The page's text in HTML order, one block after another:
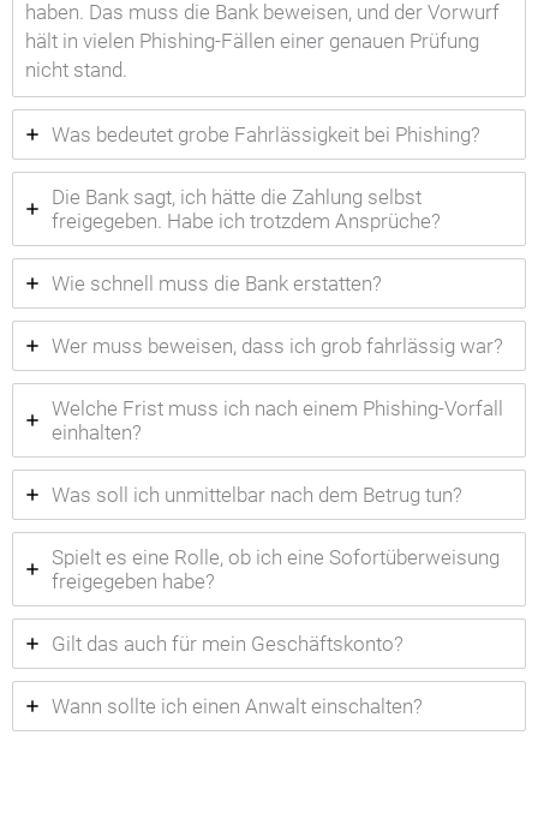
haben. Das muss die Bank beweisen, und der Vorwurf
hält in vielen Phishing-Fällen einer genauen Prüfung
nicht stand.
Was bedeutet grobe Fahrlässigkeit bei Phishing?
Die Bank sagt, ich hätte die Zahlung selbst
freigegeben. Habe ich trotzdem Ansprüche?
Wie schnell muss die Bank erstatten?
Wer muss beweisen, dass ich grob fahrlässig war?
Welche Frist muss ich nach einem Phishing-Vorfall
einhalten?
Was soll ich unmittelbar nach dem Betrug tun?
Spielt es eine Rolle, ob ich eine Sofortüberweisung
freigegeben habe?
Gilt das auch für mein Geschäftskonto?
Wann sollte ich einen Anwalt einschalten?